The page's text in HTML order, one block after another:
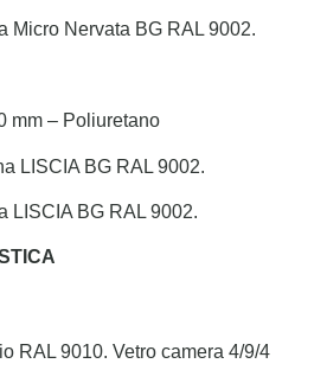
Micro Nervata BG RAL 9002.
mm – Poliuretano
LISCIA BG RAL 9002.
LISCIA BG RAL 9002.
RAL 9010. Vetro camera 4/9/4